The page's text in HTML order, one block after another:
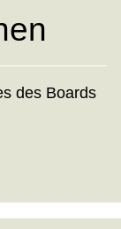
des Boards